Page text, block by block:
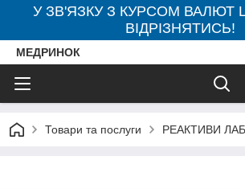
У ЗВ'ЯЗКУ З КУРСОМ ВАЛЮТ
ВІДРІЗНЯТИСЬ!
МЕДРИНОК
Товари та послуги РЕАКТИВИ